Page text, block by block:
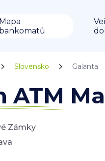
Mapa
bankomatů
Slovensko Galanta
ATM
Zámky